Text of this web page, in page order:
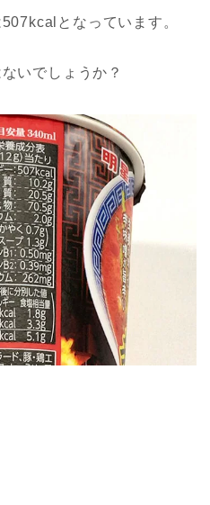
となっています。
いでしょうか？